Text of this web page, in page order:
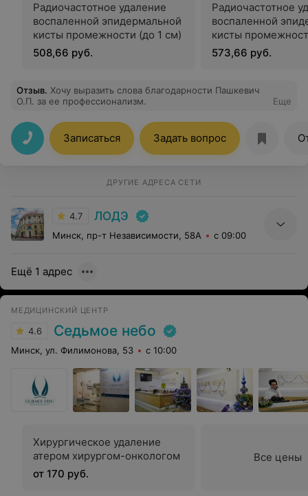
Радиочастотное удаление
воспаленной эпидермальной
кисты промежности (до 1 см)
508,66 руб.
Радиочастотное
воспаленной
кисты
2 см)
573,66 руб.
Отзыв. Хочу выразить слова благодарности Пашкевич
О.П. за ее профессионализм.
Еще
Записаться Задать вопрос
ДРУГИЕ АДРЕСА СЕТИ
4.7 ЛОДЭ
Минск, пр-т Независимости, 58А с 09:00
Ещё 1 адрес
МЕДИЦИНСКИЙ ЦЕНТР
4.6 Седьмое небо
Минск, ул. Филимонова, 53 с 10:00
Хирургическое удаление
атером хирургом-онкологом
от 170 руб.
Все цены